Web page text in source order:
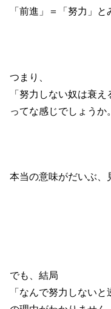
「前進」＝「努力」
つまり、
「努力しない奴は衰え
ってな感じでしょうか。
本当の意味がだいぶ、
でも、結局
「なんで努力しないと